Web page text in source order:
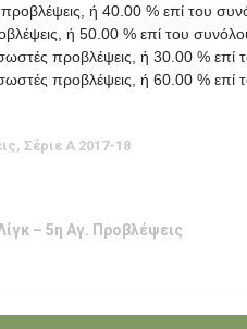
ή 40.00 % επί του
ή 50.00 % επί του
προβλέψεις, ή 30.00 %
προβλέψεις, ή 60.00 %
, Σέριε Α 2017-18
– 5η Αγ. Προβλέψεις